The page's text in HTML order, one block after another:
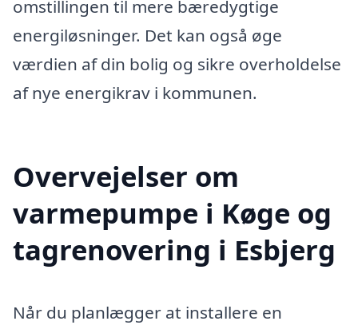
omstillingen til mere bæredygtige
energiløsninger. Det kan også øge
værdien af din bolig og sikre overholdelse
af nye energikrav i kommunen.
Overvejelser om
varmepumpe i Køge og
tagrenovering i Esbjerg
Når du planlægger at installere en